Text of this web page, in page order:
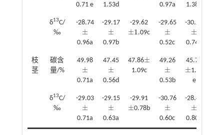
0.71 e
1.53d
0.97a
1.38b
δ13C/
‰
-28.74
±
±
0.96a
-29.17
±
±
0.97b
-29.62
±1
±1 .09c
-29.65
±
±
0.52c
-30.21
±
±
0.74d
枝
茎
碳含
量/%
49.98
±
±
0.71a
47.45
±
±
0.56d
47.86±
±
1.09c
49.26
±
±
0.53b
45.78
±
± 1.33
e
δ13C/
‰
-29.03
±
±
0.71a
-29.15
±
±
0.63a
-29.91
±
± 0.78b
-30.76
±
±
0.60c
-28.86
±
±
0.80a